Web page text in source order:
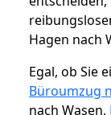
Hagen nach
Egal, ob Sie
Büroumzug
nach Wasen,